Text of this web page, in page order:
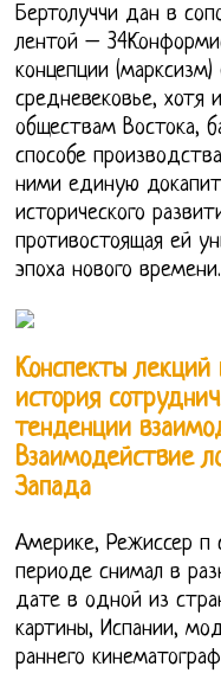
Бертолуччи дан в
лентой –
концепции
средневековье, хотя
обществам Востока,
способе
ними единую
исторического
противостоящая ей
эпоха нового времени.
Конспекты лекций
история
тенденции
Взаимодействие
Запада
Америке, Режиссер п
периоде снимал в
дате в одной из
картины, Испании,
раннего